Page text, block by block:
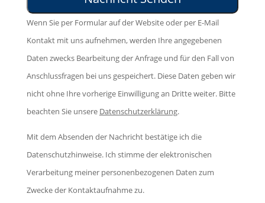
e
s
F
e
l
d
l
e
e
r
.
d
i
e
s
e
s
e
l
d
l
l
a
s
s
e
d
i
e
s
e
s
Wenn Sie per Formular auf der Website oder per E-Mail
Kontakt mit uns aufnehmen, werden Ihre angegebenen
Daten zwecks Bearbeitung der Anfrage und für den Fall von
Anschlussfragen bei uns gespeichert. Diese Daten geben wir
nicht ohne Ihre vorherige Einwilligung an Dritte weiter. Bitte
beachten Sie unsere Datenschutzerklärung.
Mit dem Absenden der Nachricht bestätige ich die
Datenschutzhinweise. Ich stimme der elektronischen
Verarbeitung meiner personenbezogenen Daten zum
Zwecke der Kontaktaufnahme zu.